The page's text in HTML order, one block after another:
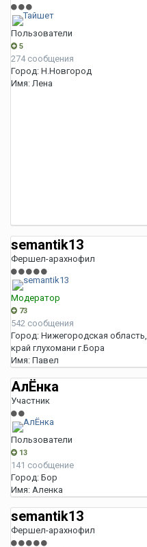
Пользователи
5
274 сообщения
Город: Н.Новгород
Имя: Лена
semantik13
Фершел-арахнофил
Модератор
73
542 сообщения
Город: Нижегородская область,
край глухомани г.Бора
Имя: Павел
АлЁнка
Участник
Пользователи
13
141 сообщение
Город: Бор
Имя: Аленка
semantik13
Фершел-арахнофил